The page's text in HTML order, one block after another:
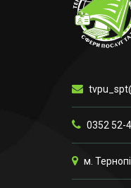
0352 52-
м.